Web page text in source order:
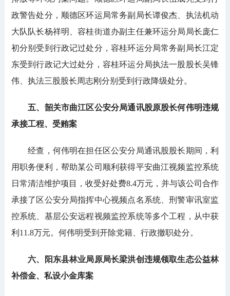
政警告处分，顺德区环运局常务副局长谭俊杰、执法机动
大队队长杨祥明、容桂街道办副主任兼环运分局局长庞仁
初分别受到行政记过处分，容桂环运分局常务副局长江定
东受到行政记大过处分，容桂环运分局执法一股股长吴锋
伟、执法三股股长周志刚分别受到行政降级处分。
五、韶关市曲江区公安分局通讯股原股长何伟明违规
承接工程、受贿案
经查，何伟明在担任区公安分局通讯股股长期间，利
用职务便利，帮助某公司顺利获得平安曲江视频监控系统
日常清洁维护项目，收受好处费8.4万元，并与该公司合作
承接了区公安分局指挥中心视频点名系统、刑警审讯室监
控系统、基层公安远程视频监控系统等多个工程，从中获
利11.8万元。何伟明受到开除党籍、行政撤职处分。
六、阳东县林业局原局长梁洪创违规领取生态公益林
补偿金、私设小金库案